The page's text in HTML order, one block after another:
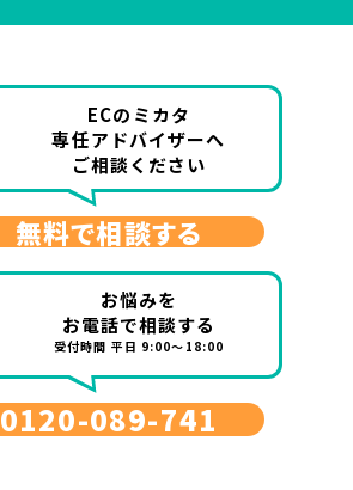
ECのミカタ
専任アドバイザーへ
ご相談ください
無料で相談する
お悩みを
お電話で相談する
受付時間 平日 9:00～18:00
0120-089-741